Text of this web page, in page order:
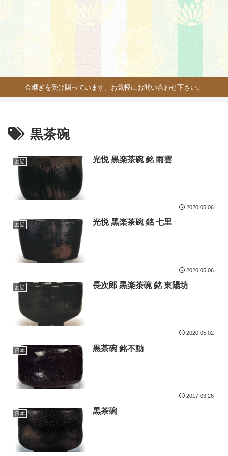
金継ぎを受け賜っています。お気軽にお問い合わせ下さい。
黒茶碗
お話 光悦 黒楽茶碗 銘 雨雲
2020.05.06
お話 光悦 黑楽茶碗 銘 七里
2020.05.06
お話 長次郎 黒楽茶碗 銘 東陽坊
2020.05.02
日本 黒茶碗 銘不動
2017.03.26
日本 黒茶碗